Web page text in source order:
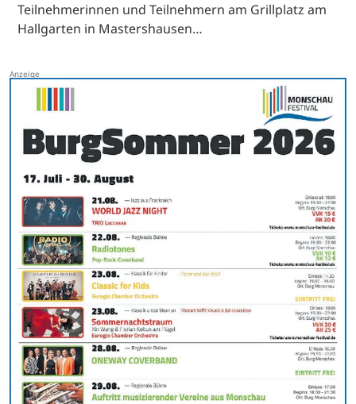
Teilnehmerinnen und Teilnehmern am Grillplatz am
Hallgarten in Mastershausen…